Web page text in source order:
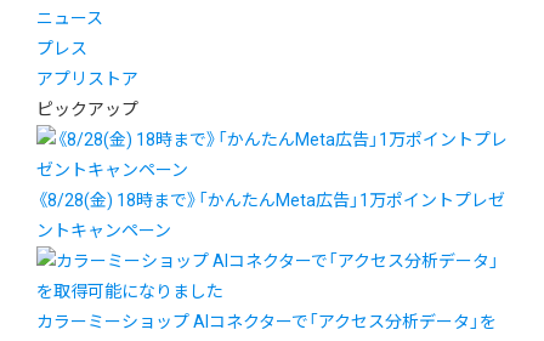
ニュース
プレス
アプリストア
ピックアップ
《8/28(金) 18時まで》「かんたんMeta広告」1万ポイントプレゼ
ントキャンペーン
カラーミーショップ AIコネクターで「アクセス分析データ」を